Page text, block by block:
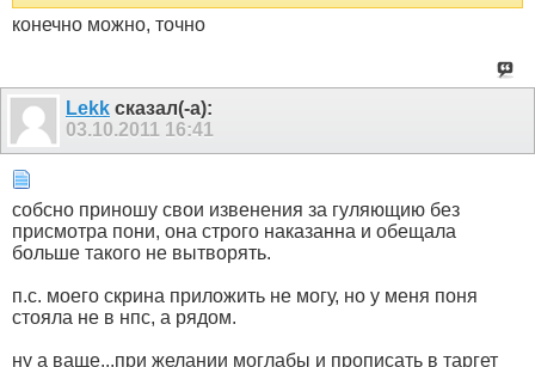
конечно можно, точно
Lekk сказал(-а):
03.10.2011 16:41
собсно приношу свои извенения за гуляющию без
присмотра пони, она строго наказанна и обещала
больше такого не вытворять.
п.с. моего скрина приложить не могу, но у меня поня
стояла не в нпс, а рядом.
ну а ваще...при желании моглабы и прописать в таргет